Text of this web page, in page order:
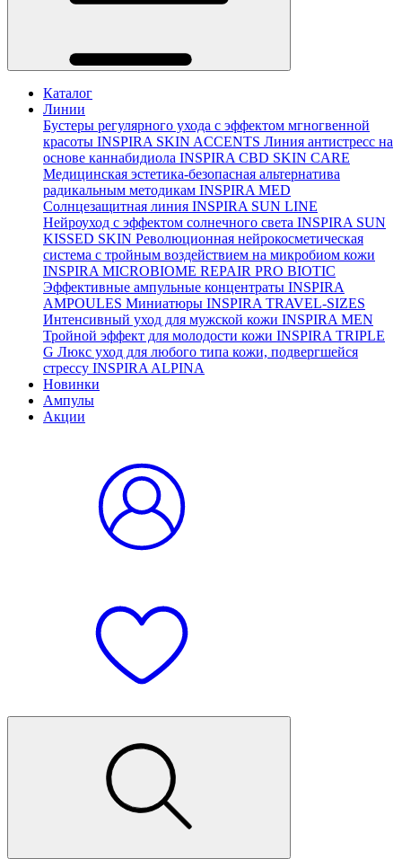
Каталог
Линии
Бустеры регулярного ухода с эффектом мгногвенной
красоты INSPIRA SKIN ACCENTS Линия антистресс на
основе каннабидиола INSPIRA CBD SKIN CARE
Медицинская эстетика-безопасная альтернатива
радикальным методикам INSPIRA MED
Солнцезащитная линия INSPIRA SUN LINE
Нейроуход с эффектом солнечного света INSPIRA SUN
KISSED SKIN Революционная нейрокосметическая
система с тройным воздействием на микробиом кожи
INSPIRA MICROBIOME REPAIR PRO BIOTIC
Эффективные ампульные концентраты INSPIRA
AMPOULES Миниатюры INSPIRA TRAVEL-SIZES
Интенсивный уход для мужской кожи INSPIRA MEN
Тройной эффект для молодости кожи INSPIRA TRIPLE
G Люкс уход для любого типа кожи, подвергшейся
стрессу INSPIRA ALPINA
Новинки
Ампулы
Акции